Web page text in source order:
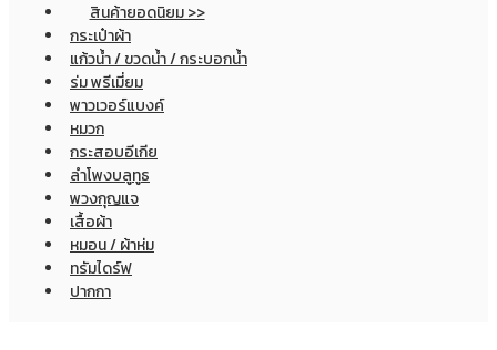
สินค้ายอดนิยม >>
กระเป๋าผ้า
แก้วน้ำ / ขวดน้ำ / กระบอกน้ำ
ร่ม พรีเมี่ยม
พาวเวอร์แบงค์
หมวก
กระสอบอีเกีย
ลำโพงบลูทูธ
พวงกุญแจ
เสื้อผ้า
หมอน / ผ้าห่ม
ทรัมไดร์ฟ
ปากกา